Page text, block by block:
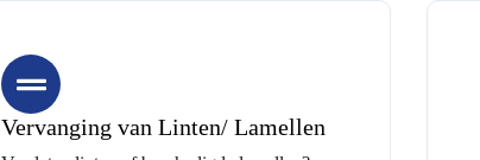
Vervanging van Linten/ Lamellen